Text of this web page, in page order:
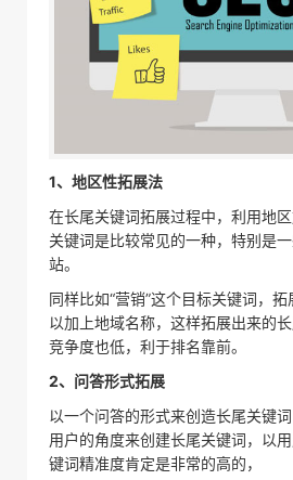
1、地区性拓展法
在长尾关键词拓展过程中，利用地
关键词是比较常见的一种，特别是
站。
同样比如“营销”这个目标关键词，
以加上地域名称，这样拓展出来的长
竞争度也低，利于排名靠前。
2、问答形式拓展
以一个问答的形式来创造长尾关键
用户的角度来创建长尾关键词，以
键词精准度肯定是非常的高的，